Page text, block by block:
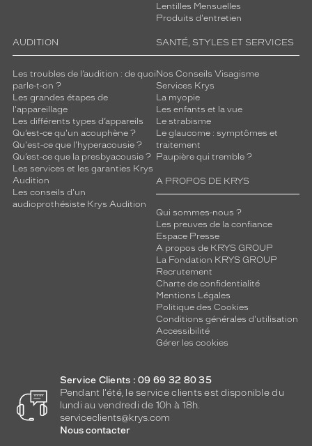
Lentilles Mensuelles
Produits d'entretien
AUDITION
Les troubles de l’audition : de quoi
parle-t-on ?
Les grandes étapes de
l'appareillage
Les différents types d’appareils
Qu’est-ce qu'un acouphène ?
Qu'est-ce que l'hyperacousie ?
Qu’est-ce que la presbyacousie ?
Les services et les garanties Krys
Audition
Les conseils d'un
audioprothésiste Krys Audition
SANTÉ, STYLES ET SERVICES
Nos Conseils Visagisme
Services Krys
La myopie
Les enfants et la vue
Le strabisme
Le glaucome : symptômes et
traitement
Paupière qui tremble ?
A PROPOS DE KRYS
Qui sommes-nous ?
Les preuves de la confiance
Espace Presse
A propos de KRYS GROUP
La Fondation KRYS GROUP
Recrutement
Charte de confidentialité
Mentions Légales
Politique des Cookies
Conditions générales d'utilisation
Accessibilité
Gérer les cookies
Service Clients : 09 69 32 80 35
Pendant l'été, le service clients est disponible du
lundi au vendredi de 10h à 18h.
serviceclients@krys.com
Nous contacter